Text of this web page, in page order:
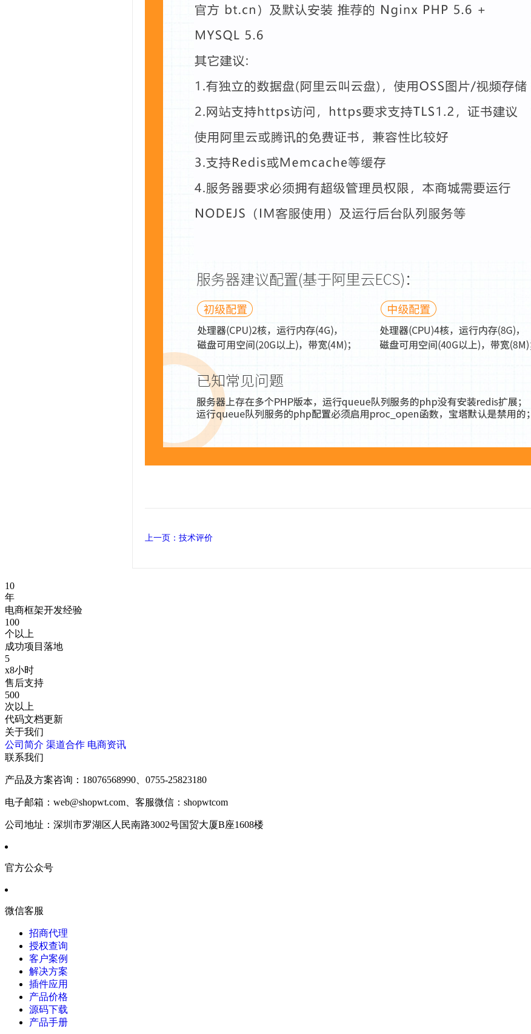
上一页：技术评价
10
年
电商框架开发经验
100
个以上
成功项目落地
5
x8小时
售后支持
500
次以上
代码文档更新
关于我们
公司简介 渠道合作 电商资讯
联系我们
产品及方案咨询： 18076568990、0755-25823180
电子邮箱： web@shopwt.com、客服微信：shopwtcom
公司地址： 深圳市罗湖区人民南路3002号国贸大厦B座1608楼
官方公众号
微信客服
招商代理
授权查询
客户案例
解决方案
插件应用
产品价格
源码下载
产品手册